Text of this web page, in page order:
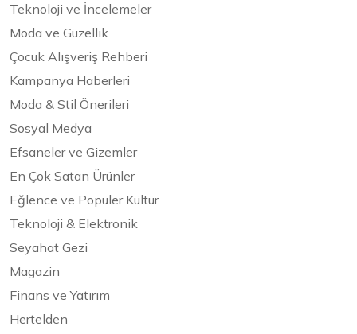
Teknoloji ve İncelemeler
Moda ve Güzellik
Çocuk Alışveriş Rehberi
Kampanya Haberleri
Moda & Stil Önerileri
Sosyal Medya
Efsaneler ve Gizemler
En Çok Satan Ürünler
Eğlence ve Popüler Kültür
Teknoloji & Elektronik
Seyahat Gezi
Magazin
Finans ve Yatırım
Hertelden